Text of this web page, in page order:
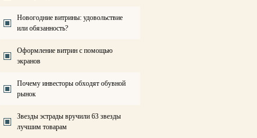
Новогодние витрины: удовольствие
или обязанность?
Оформление витрин с помощью
экранов
Почему инвесторы обходят обувной
рынок
Звезды эстрады вручили 63 звезды
лучшим товарам